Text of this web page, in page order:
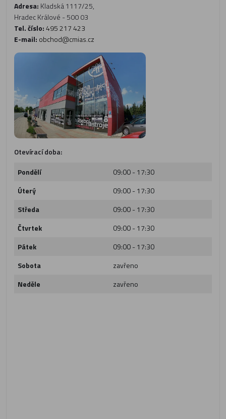
Adresa: Kladská 1117/25,
Hradec Králové - 500 03
Tel. číslo:495 217 423
E-mail: obchod@cmias.cz
Otevírací doba:
Pondělí
09:00 - 17:30
Úterý
09:00 - 17:30
Středa
09:00 - 17:30
Čtvrtek
09:00 - 17:30
Pátek
09:00 - 17:30
Sobota
zavřeno
Neděle
zavřeno